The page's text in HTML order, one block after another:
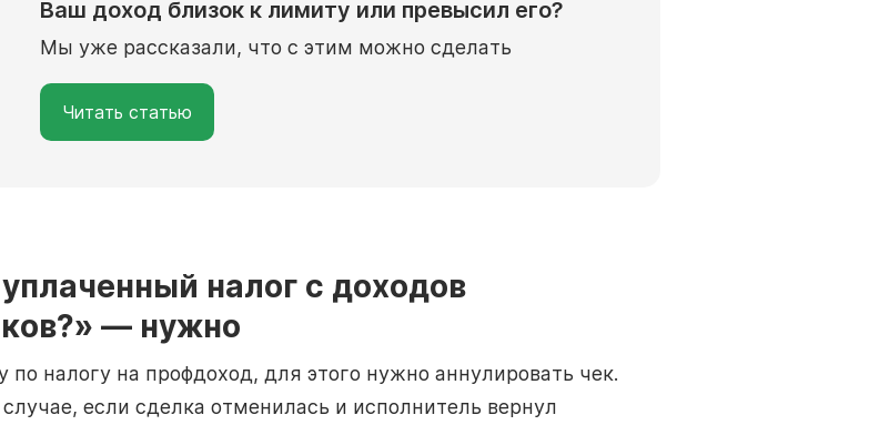
Ваш доход близок к лимиту или превысил его?
Мы уже рассказали, что с этим можно сделать
Читать статью
налог с доходов
— нужно
налогу на профдоход, для этого нужно аннулировать чек.
если сделка отменилась и исполнитель вернул